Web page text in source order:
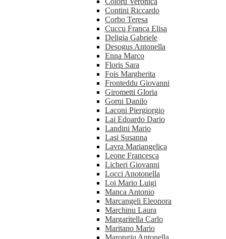
Contini Riccardo
Corbo Teresa
Cuccu Franca Elisa
Deligia Gabriele
Desogus Antonella
Enna Marco
Floris Sara
Fois Margherita
Fronteddu Giovanni
Girometti Gloria
Gorni Danilo
Laconi Piergiorgio
Lai Edoardo Dario
Landini Mario
Lasi Susanna
Lavra Mariangelica
Leone Francesca
Licheri Giovanni
Locci Anotonella
Loi Mario Luigi
Manca Antonio
Marcangeli Eleonora
Marchinu Laura
Margaritella Carlo
Maritano Mario